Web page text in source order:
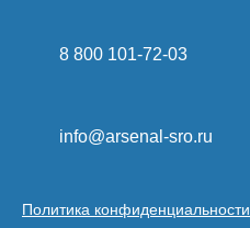
Политика конфиденциальности
8 800 101-72-03
info@arsenal-sro.ru